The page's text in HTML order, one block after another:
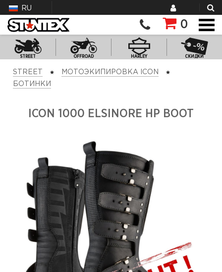
RU
0
STREET OFFROAD HARLEY СКИДКИ
STREET
МОТОЭКИПИРОВКА ICON
БОТИНКИ
ICON 1000 ELSINORE HP BOOT